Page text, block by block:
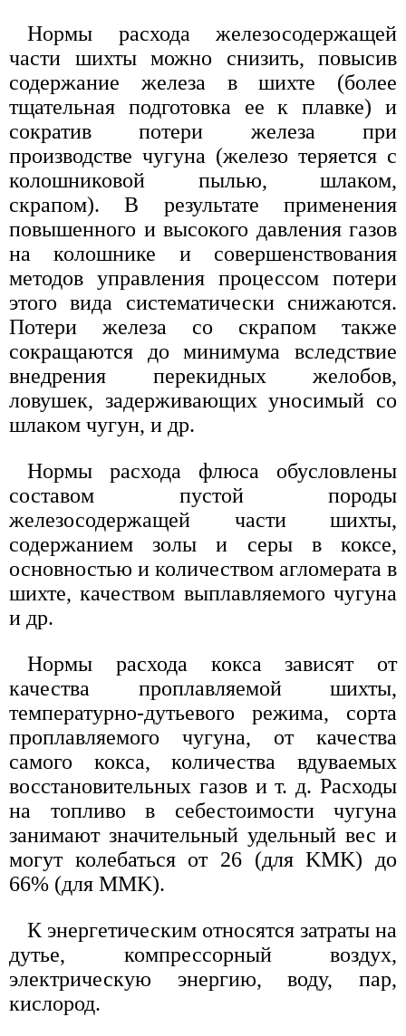
Нормы расхода железосодержащей
части шихты можно снизить, повысив
содержание железа в шихте (более
тщательная подготовка ее к плавке) и
сократив потери железа при
производстве чугуна (железо теряется с
колошниковой пылью, шлаком,
скрапом). В результате применения
повышенного и высокого давления газов
на колошнике и совершенствования
методов управления процессом потери
этого вида систематически снижаются.
Потери железа со скрапом также
сокращаются до минимума вследствие
внедрения перекидных желобов,
ловушек, задерживающих уносимый со
шлаком чугун, и др.
Нормы расхода флюса обусловлены
составом пустой породы
железосодержащей части шихты,
содержанием золы и серы в коксе,
основностью и количеством агломерата в
шихте, качеством выплавляемого чугуна
и др.
Нормы расхода кокса зависят от
качества проплавляемой шихты,
температурно-дутьевого режима, сорта
проплавляемого чугуна, от качества
самого кокса, количества вдуваемых
восстановительных газов и т. д. Расходы
на топливо в себестоимости чугуна
занимают значительный удельный вес и
могут колебаться от 26 (для KMK) до
66% (для MMK).
К энергетическим относятся затраты на
дутье, компрессорный воздух,
электрическую энергию, воду, пар,
кислород.